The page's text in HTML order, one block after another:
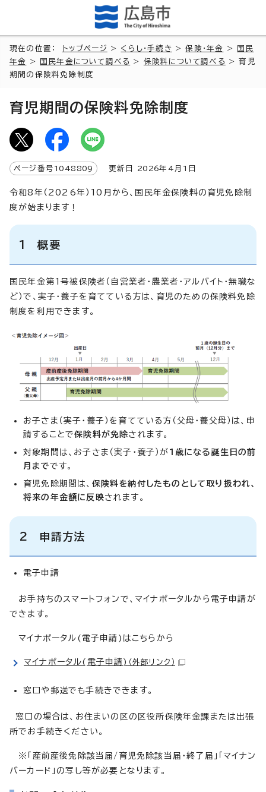
現在の位置： トップページ > くらし・手続き >保険・年金 >
国民
年金
> 国民年金について調べる > 保険料について調べる
> 育児
期間の保険料免除制度
育児期間の保険料免除制度
ページ番号 1048809 更新日 2026年4月1日
令和8年（2026年）10月から、国民年金保険料の育児免除制
度が始まります！
1 概要
国民年金第1号被保険者（自営業者・農業者・アルバイト・無職な
ど）で、実子・養子を育てている方は、育児のための保険料免除
制度を利用できます。
お子さま（実子・養子）を育てている方（父母・養父母）は、申
請することで保険料が免除されます。
対象期間は、お子さま（実子・養子）が 1歳になる誕生日の前
月までです。
育児免除期間は、 保険料を納付したものとして取り扱われ、
将来の年金額に反映されます。
2 申請方法
電子申請
お手持ちのスマートフォンで、マイナポータルから電子申請が
できます。
マイナポータル(電子申請)はこちらから
マイナポータル(電子申請) （外部リンク）
窓口や郵送でも手続きできます。
窓口の場合は、お住まいの区の区役所保険年金課または出張
所でお手続きください。
※「産前産後免除該当届/育児免除該当届・終了届」「マイナン
バーカード」の写し等が必要となります。